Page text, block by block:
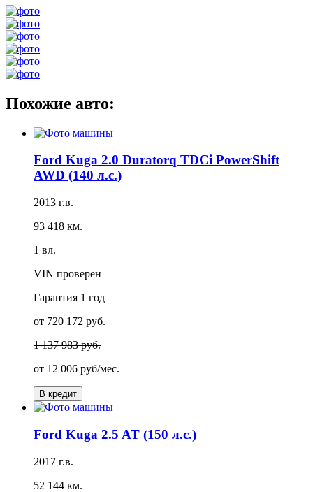
Похожие авто:
Ford Kuga 2.0 Duratorq TDCi PowerShift
AWD (140 л.с.)
2013 г.в.
93 418 км.
1 вл.
VIN проверен
Гарантия 1 год
от 720 172 руб.
1 137 983 руб.
от 12 006 руб/мес.
В кредит
Ford Kuga 2.5 AT (150 л.с.)
2017 г.в.
52 144 км.